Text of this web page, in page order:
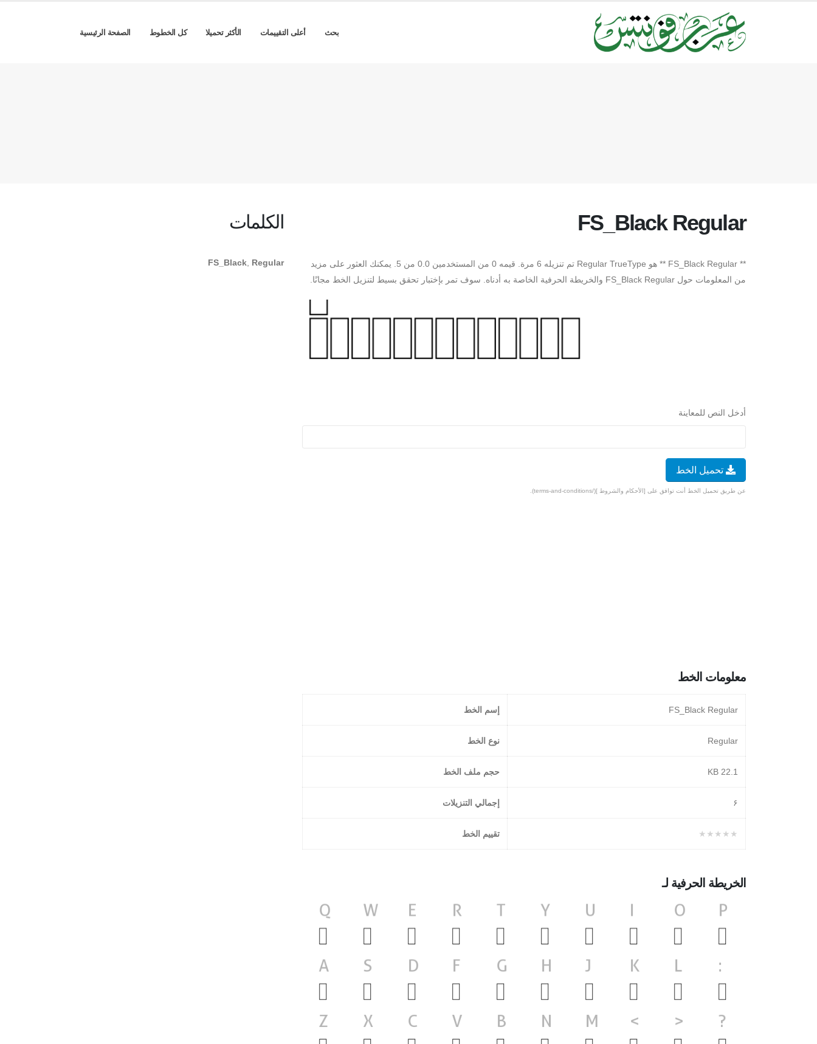
بحث أعلى التقييمات الأكثر تحميلا كل الخطوط الصفحة الرئيسية
FS_Black Regular
** FS_Black Regular ** هو Regular TrueType تم تنزيله 6 مرة. قيمه 0 من المستخدمين 0.0 من 5. يمكنك العثور على مزيد
من المعلومات حول FS_Black Regular والخريطة الحرفية الخاصة به أدناه. سوف تمر بإختبار تحقق بسيط لتنزيل الخط مجانًا.
أدخل النص للمعاينة
تحميل الخط
عن طريق تحميل الخط أنت توافق على [الأحكام والشروط ](/terms-and-conditions).
معلومات الخط
FS_Black Regular إسم الخط
Regular نوع الخط
22.1 KB حجم ملف الخط
۶ إجمالي التنزيلات
★★★★★ تقييم الخط
الخريطة الحرفية لـ
الكلمات
FS_Black Regular